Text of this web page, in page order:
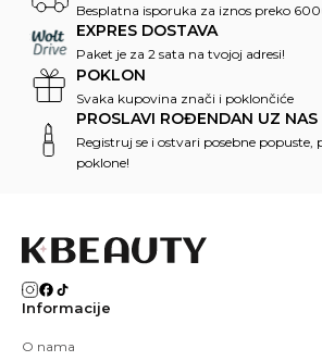
Besplatna isporuka za iznos preko
EXPRES DOSTAVA
Paket je za 2 sata na tvojoj adresi!
POKLON
Svaka kupovina znači i poklončiće
PROSLAVI ROĐENDAN UZ NAS
Registruj se i ostvari posebne popuste,
poklone!
Informacije
O nama